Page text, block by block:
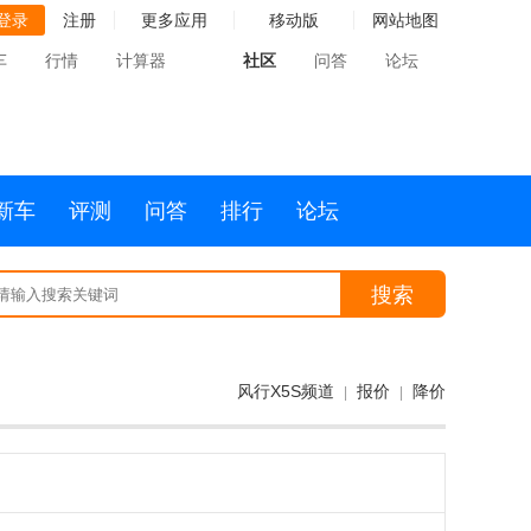
录 注册 更多应用 移动版 网站地图
行情 计算器 社区 问答 论坛
车 评测 问答 排行 论坛
搜索
风行X5S频道 报价 降价